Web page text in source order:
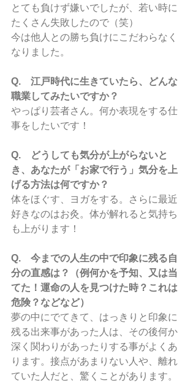
とても負けず嫌いでしたが、若い時に
たくさん失敗したので（笑）
今は他人との勝ち負けにこだわらなく
なりました。
Q.　江戸時代に生きていたら、どんな
職業してみたいですか？
やっぱり芸者さん。何か表現をする仕
事をしたいです！
Q.　どうしても気分が上がらないと
き、あなたが「お家で行う」気分を上
げる方法は何ですか？
体をほぐす、ヨガをする。さらに最近
好きなのはお灸。体が解れると気持ち
も上がります！
Q.　今までの人生の中で印象に残る自
分の直感は？（例何かを予知、又は当
てた！運命の人を見つけた時？これは
危険？などなど）
夢の中にでてきて、はっきりと印象に
残る出来事があった人は、その後何か
深く関わりがあったりする事がよくあ
ります。接点があまりない人や、離れ
ていた人だと、驚くことがあります。